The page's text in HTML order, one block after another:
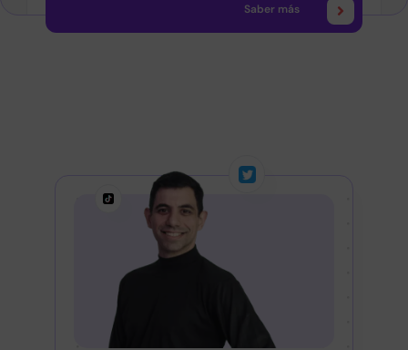
Saber más